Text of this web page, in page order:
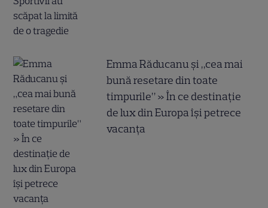
Emma Răducanu și „cea mai
bună resetare din toate
timpurile” » În ce destinație
de lux din Europa își petrece
vacanța